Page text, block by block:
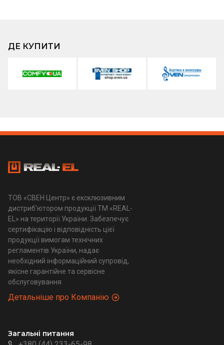
ДЕ КУПИТИ
ТОВ «СВЕН Центр» є ексклюзивним
дистриб'ютором продукції ТМ «REAL-
EL» на території України. Забезпечує
сертифікацію і відповідність цієї
продукції вимогам технічних
регламентів України, надає
необхідний інформаційний супровід,
якісне гарантійне та сервісне
обслуговування
Детальніше про Компанію
Загальні питання